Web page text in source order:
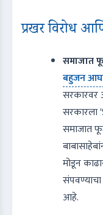
प्रखर विरोध
समाजात
बहुजन
सरकारला
समाजात
मोडून
आहे.